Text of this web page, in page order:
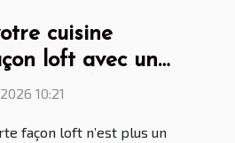
cuisine
loft avec un
Malo
10:21
façon loft n’est plus un